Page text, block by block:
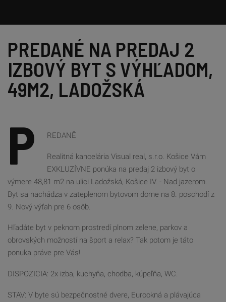
PREDANÉ NA PREDAJ 2
IZBOVÝ BYT S VÝHĽADOM,
49M2, LADOŽSKÁ
P REDANĚ
Realitná kancelária Visual real, s.r.o. Košice Vám
EXKLUZÍVNE ponúka na predaj 2 izbový byt o
výmere 48,81 m2 na ulici Ladožská, Košice IV. - Nad jazerom.
Byt sa nachádza v zateplenom bytovom dome na 8. poschodí z
9. Nový výťah pre 6 osôb.
Hľadáte byt v peknom prostredí plnom zelene, parkov a
obrovských možností na šport a relax? Tak potom je táto
ponuka práve pre Vás!
DISPOZICIA: 2x izba, kuchyňa, chodba, kúpeľňa, WC.
STAV: V byte sú bezpečnostné dvere, Eurookná a plávajúca